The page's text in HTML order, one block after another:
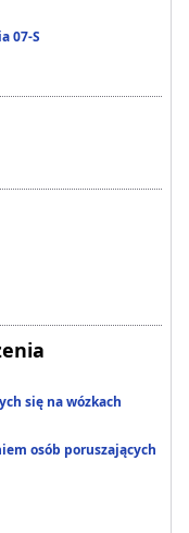
07-S
się na wózkach
osób poruszających